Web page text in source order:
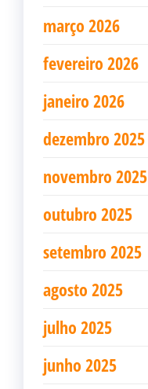
março 2026
fevereiro 2026
janeiro 2026
dezembro 2025
novembro 2025
outubro 2025
setembro 2025
agosto 2025
julho 2025
junho 2025